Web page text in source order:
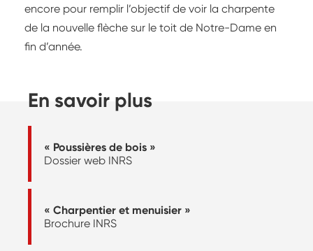
encore pour remplir l’objectif de voir la charpente
de la nouvelle flèche sur le toit de Notre-Dame en
fin d’année.
En savoir plus
« Poussières de bois »
Dossier web INRS
« Charpentier et menuisier »
Brochure INRS